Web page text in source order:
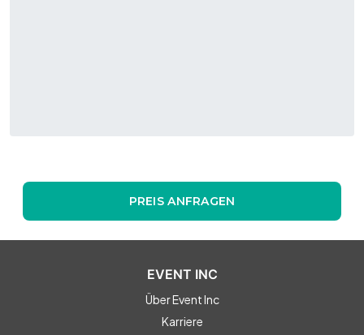
PREIS ANFRAGEN
EVENT INC
Über Event Inc
Karriere